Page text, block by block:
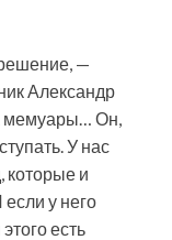
—
Александр
мемуары… Он,
У нас
которые и
если у него
есть